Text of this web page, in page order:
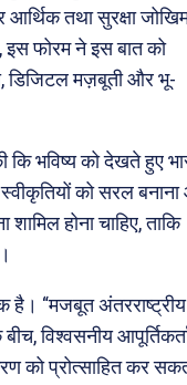
तथा सुरक्षा
इस फोरम ने इस बात को
डिजिटल मज़बूती और भू-
कि भविष्य को देखते हुए
को सरल
होना चाहिए, ताकि
“मजबूत अंतरराष्ट्रीय
विश्वसनीय
को प्रोत्साहित कर